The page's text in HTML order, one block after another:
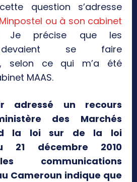
question s’adresse
Minpostel ou à son cabinet
Je précise que les
devaient se faire
selon ce qui m’a été
MAAS.
adressé un recours
des Marchés
la loi sur de la loi
21 décembre 2010
communications
Cameroun indique que